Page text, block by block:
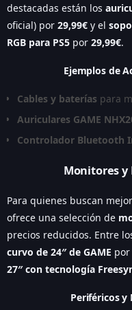
destacadas están los
oficial) por 29,99€ y el
RGB para PS5 por 29,99€.
Ejemplos de
Cables y baterías para
Auriculares GAME
Controlador Bluetooth
Monitores y
Para quienes buscan
ofrece una selección de
precios reducidos. Entre
curvo de 24″ de GAME por
27″ con tecnología
Periféricos y